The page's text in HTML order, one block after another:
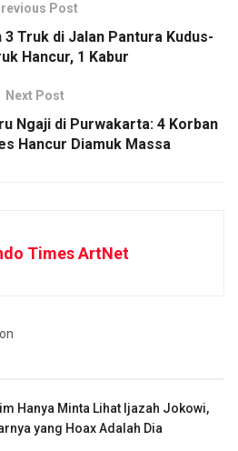
Post
Truk di Jalan Pantura Kudus-
Hancur, 1 Kabur
Next Post
Ngaji di Purwakarta: 4 Korban
Hancur Diamuk Massa
Times ArtNet
Hanya Minta Lihat Ijazah Jokowi,
yang Hoax Adalah Dia